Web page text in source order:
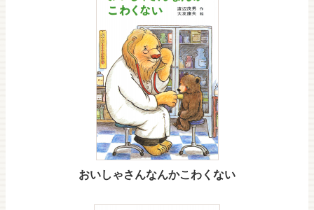
おいしゃさんなんかこわくない